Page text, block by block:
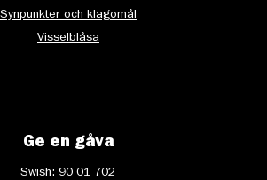
Synpunkter och klagomål
Visselblåsa
Ge en gåva
Swish: 90 01 702